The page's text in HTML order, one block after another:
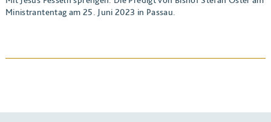
Ministrantentag am 25. Juni 2023 in Passau.